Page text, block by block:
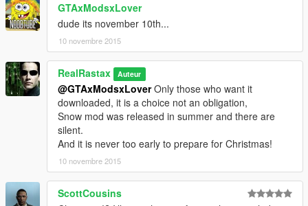
GTAxModsxLover
dude its november 10th...
10 novembre 2015
RealRastax Auteur
@GTAxModsxLoverOnly those who want it
downloaded, it is a choice not an obligation,
Snow mod was released in summer and there are
silent.
And it is never too early to prepare for Christmas!
10 novembre 2015
ScottCousins